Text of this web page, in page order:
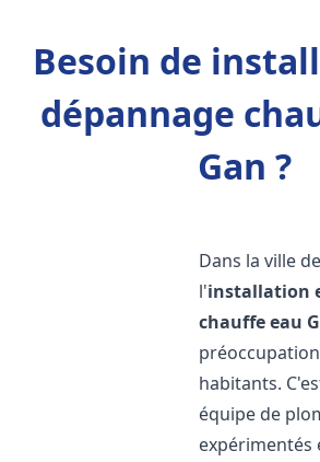
Besoin de
dépannage
Gan ?
Dans la ville de
l'installation
chauffe eau
habitants.
équipe de
expérimentés